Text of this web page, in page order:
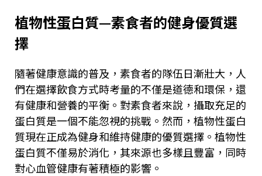
植物性蛋白質—素食者的健身優質選
擇
隨著健康意識的普及，素食者的隊伍日漸壯大，人
們在選擇飲食方式時考量的不僅是道德和環保，還
有健康和營養的平衡。對素食者來說，攝取充足的
蛋白質是一個不能忽視的挑戰。然而，植物性蛋白
質現在正成為健身和維持健康的優質選擇。植物性
蛋白質不僅易於消化，其來源也多樣且豐富，同時
對心血管健康有著積極的影響。